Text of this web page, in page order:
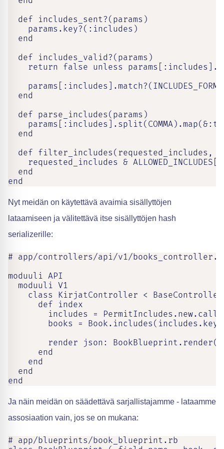
  def includes_sent?(params)
    params.key?(:includes)
  end
  def includes_valid?(params)
return false unless
  end
  def parse_includes(params)
  end
def filter_includes(requested_includes,
requested_includes &
  end
end
Nyt meidän on käytettävä avaimia sisällyttöjen
lataamiseen ja välitettävä itse sisällyttöjen hash
serializerille:
# app/controllers/api/v1/
moduuli API
  moduuli V1
    class KirjatController < BaseController
      def index
includes =
books =
render json:
      end
    end
  end
end
Ja näin meidän on säädettävä sarjallistajamme - lataamme
assosiaation vain, jos se on mukana:
# app/blueprints/book_blueprint.rb